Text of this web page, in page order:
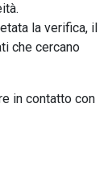
la verifica, il
che cercano
in contatto con